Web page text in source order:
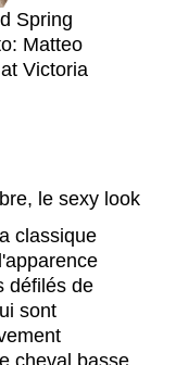
Spring
Matteo
Victoria
le sexy look
classique
défilés de
sont